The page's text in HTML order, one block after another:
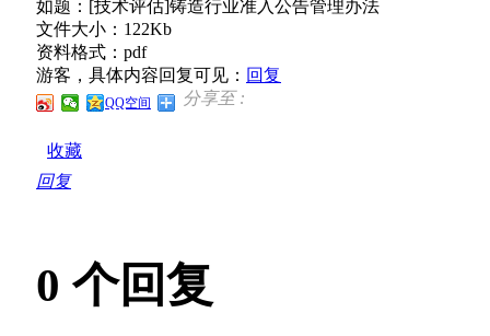
如题：[技术评估]铸造行业准入公告管理办法
文件大小：122Kb
资料格式：pdf
游客，具体内容回复可见： 回复
分享至 :
QQ空间
收藏
回复
0 个回复